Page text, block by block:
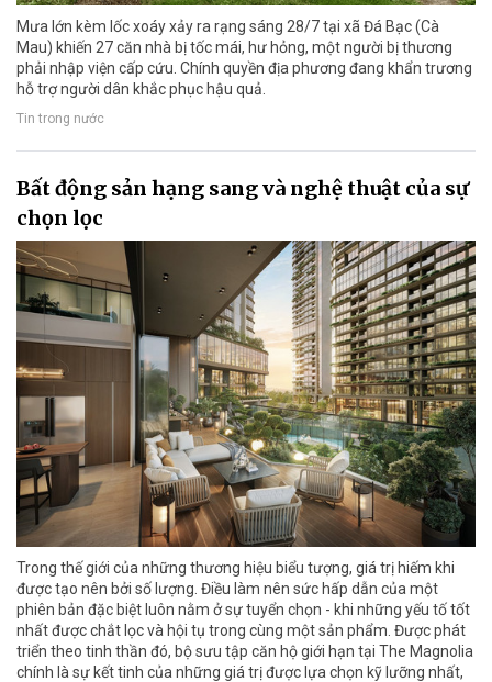
Mưa lớn kèm lốc xoáy xảy ra rạng sáng 28/7 tại xã Đá Bạc (Cà
Mau) khiến 27 căn nhà bị tốc mái, hư hỏng, một người bị thương
phải nhập viện cấp cứu. Chính quyền địa phương đang khẩn trương
hỗ trợ người dân khắc phục hậu quả.
Tin trong nước
Bất động sản hạng sang và nghệ thuật của sự
chọn lọc
Trong thế giới của những thương hiệu biểu tượng, giá trị hiếm khi
được tạo nên bởi số lượng. Điều làm nên sức hấp dẫn của một
phiên bản đặc biệt luôn nằm ở sự tuyển chọn - khi những yếu tố tốt
nhất được chắt lọc và hội tụ trong cùng một sản phẩm. Được phát
triển theo tinh thần đó, bộ sưu tập căn hộ giới hạn tại The Magnolia
chính là sự kết tinh của những giá trị được lựa chọn kỹ lưỡng nhất,